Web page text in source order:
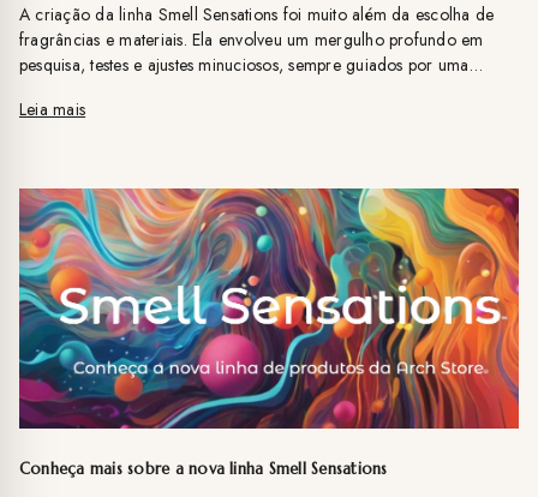
A criação da linha Smell Sensations foi muito além da escolha de
fragrâncias e materiais. Ela envolveu um mergulho profundo em
pesquisa, testes e ajustes minuciosos, sempre guiados por uma
Leia mais
Conheça mais sobre a nova linha Smell Sensations